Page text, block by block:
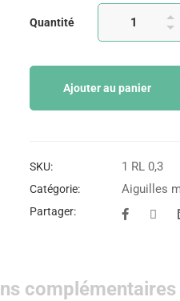
Quantité
Ajouter au panier
SKU: 1 RL 0,3
Catégorie: Aiguilles
Partager:
complémentaires